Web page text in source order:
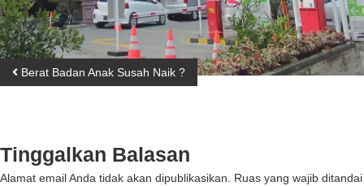
Berat Badan Anak Susah Naik ?
Tinggalkan Balasan
Alamat email Anda tidak akan dipublikasikan.
Ruas yang wajib ditandai